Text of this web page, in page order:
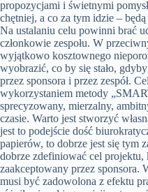
propozycjami i świetnymi
chętniej, a co za tym idzie –
Na ustalaniu celu powinni brać
członkowie zespołu. W
wyjątkowo kosztownego
wyobrazić, co by się stało,
przez sponsora i przez zespół.
wykorzystaniem metody
sprecyzowany, mierzalny,
czasie. Warto jest stworzyć
jest to podejście dość
papierów, to dobrze jest się tym
dobrze zdefiniować cel projektu,
zaakceptowany przez sponsora.
musi być zadowolona z efektu